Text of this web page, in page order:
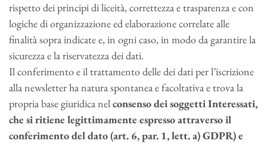
rispetto dei principi di liceità, correttezza e trasparenza e con
logiche di organizzazione ed elaborazione correlate alle
finalità sopra indicate e, in ogni caso, in modo da garantire la
sicurezza e la riservatezza dei dati.
Il conferimento e il trattamento delle dei dati per l’iscrizione
allanewsletterha natura spontanea e facoltativa e trova la
propria base giuridica nelconsenso dei soggetti Interessati,
che si ritiene legittimamente espresso attraverso il
conferimento del dato (art. 6, par. 1, lett. a) GDPR) e